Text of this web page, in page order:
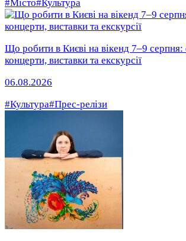
#Місто#Культура
Що робити в Києві на вікенд 7–9 серпня:
концерти, виставки та екскурсії
06.08.2026
#Культура#Прес-релізи